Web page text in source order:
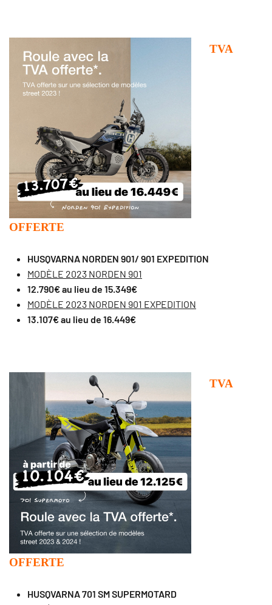
TVA
OFFERTE
HUSQVARNA NORDEN 901/ 901 EXPEDITION
MODÈLE 2023 NORDEN 901
12.790€ au lieu de 15.349€
MODÈLE 2023 NORDEN 901 EXPEDITION
13.107€ au lieu de 16.449€
TVA
OFFERTE
HUSQVARNA 701 SM SUPERMOTARD